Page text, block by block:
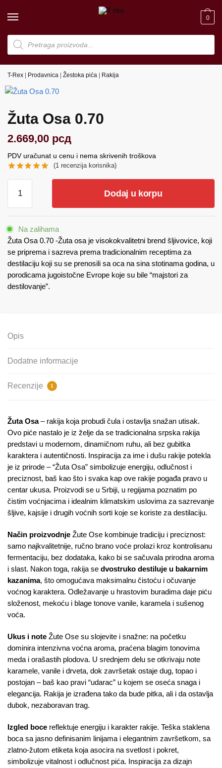
Products
search
0
T-Rex Prodavnica Žestoka pića Rakija
Žuta Osa 0.70
2.669,00 рсд
PDV uračunat u cenu i nema skrivenih troškova
(1 recenzija korisnika)
Osa
0.70
Dodaj u korpu
Na zalihama
Žuta Osa 0.70 -Žuta osa je visokokvalitetni brend šljivovice, koji
se priprema i sazreva prema tradicionalnim receptima za
destilaciju koji su se prenosili sa oca na sina stotinama godina, u
porodicama jugoistočne Evrope koje su bile “majstori za
destilovanje”.
Opis
Dodatne informacije
Recenzije 1
Žuta Osa– rakija koja probudi čula i ostavlja snažan utisak.
Ovo piće nastalo je iz želje da se tradicionalna srpska rakija
predstavi u modernom, dinamičnom ruhu, ali bez gubitka
karaktera i autentičnosti. Inspiracija za ime i dušu rakije potekla
je iz prirode – “Žuta Osa” simbolizuje energiju, odlučnost i
preciznost, baš kao što i svaka kap ove rakije pogađa pravo u
centar ukusa. Proizvodi se u Srbiji, u regijama poznatim po
čistim voćnjacima i idealnim klimatskim uslovima za sazrevanje
šljive, kajsije i drugih voćnih sorti koje se koriste za destilaciju.
Način proizvodnje Žute Ose kombinuje tradiciju i preciznost:
samo najkvalitetnije, ručno brano voće prolazi kroz kontrolisanu
fermentaciju, bez dodataka, kako bi se sačuvala prirodna aroma
i slast. Nakon toga, rakija se dvostruko destiluje u bakarnim
kazanima, što omogućava maksimalnu čistoću i očuvanje
voćnog karaktera. Odležavanje u hrastovim buradima daje piću
složenost, mekoću i blage tonove vanile, karamela i sušenog
voća.
Ukus i note Žute Ose su slojevite i snažne: na početku
dominira intenzivna voćna aroma, praćena blagim tonovima
meda i orašastih plodova. U srednjem delu se otkrivaju note
karamele, vanile i drveta, dok završetak ostaje dug, topao i
postojan – baš kao pravi “udarac” u kojem se oseća snaga i
elegancija. Rakija je izrađena tako da bude pitka, ali i da ostavlja
dubok, nezaboravan trag.
Izgled boce reflektuje energiju i karakter rakije. Teška staklena
boca sa jasno definisanim linijama i elegantnim završetkom, sa
zlatno-žutom etiketa koja asocira na svetlost i pokret,
simbolizuje vitalnost i odlučnost pića. Inspiracija za dizajn